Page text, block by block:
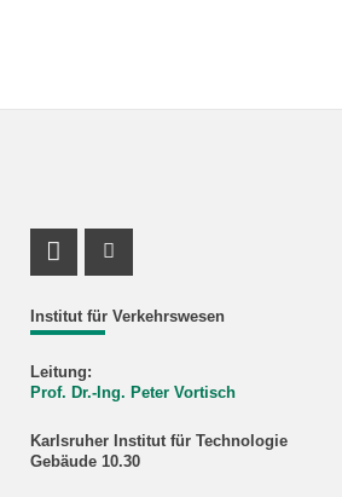
Institut für Verkehrswesen
Leitung:
Prof. Dr.-Ing. Peter Vortisch
Karlsruher Institut für Technologie
Gebäude 10.30
LinkedIn Profil
ResearchGate Profil